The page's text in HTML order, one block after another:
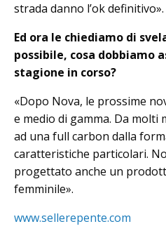
strada danno l’ok definitivo».
Ed ora le chiediamo di
possibile, cosa dobbiamo
stagione in corso?
«Dopo Nova, le prossime
e medio di gamma. Da molti
ad una full carbon dalla
caratteristiche particolari.
progettato anche un
femminile».
www.sellerepente.com